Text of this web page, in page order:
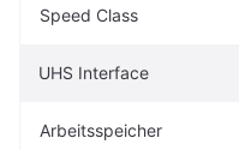
Speed Class
UHS Interface
Arbeitsspeicher